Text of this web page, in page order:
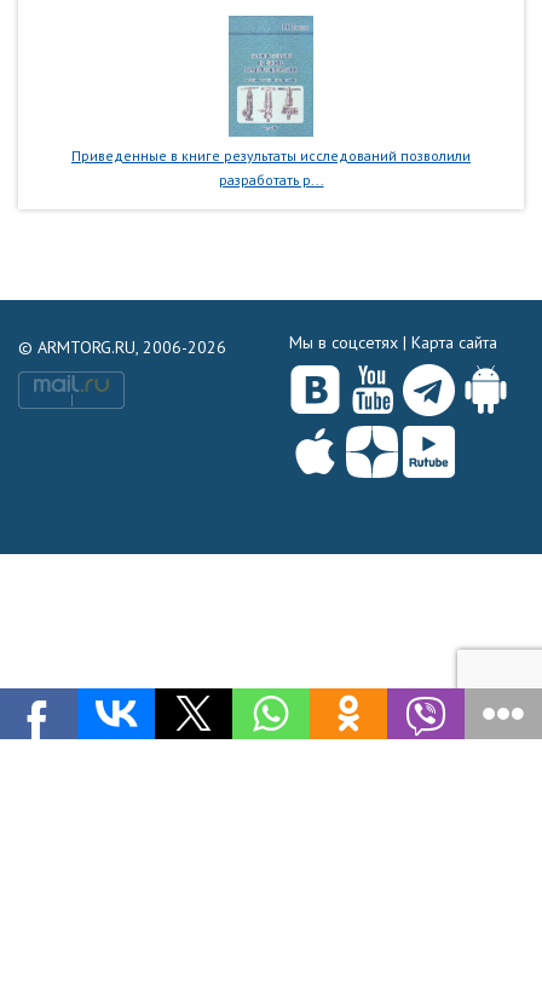
Приведенные в книге результаты исследований позволили
разработать р...
© ARMTORG.RU, 2006-2026 Мы в соцсетях | Карта сайта